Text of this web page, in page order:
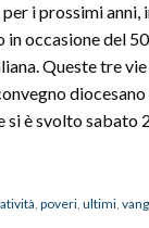
i prossimi anni,
in occasione del
Queste tre
si è svolto sabato
, poveri, ultimi,